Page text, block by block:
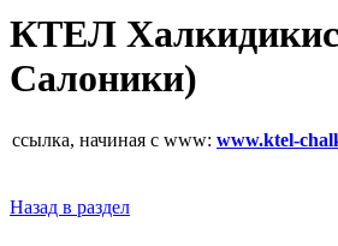
КТЕЛ Халкидикис
Салоники)
ссылка, начиная с www: www.ktel-
Назад в раздел